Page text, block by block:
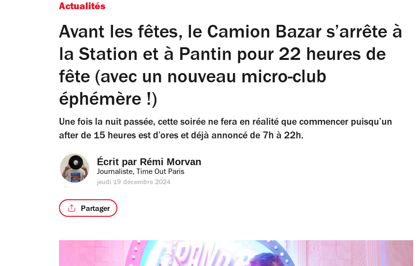
Actualités
Avant les fêtes, le Camion Bazar s’arrête à
la Station et à Pantin pour 22 heures de
fête (avec un nouveau micro-club
éphémère !)
Une fois la nuit passée, cette soirée ne fera en réalité que commencer puisqu’un
after de 15 heures est d’ores et déjà annoncé de 7h à 22h.
Écrit par Rémi Morvan
Journaliste, Time Out Paris
jeudi 19 décembre 2024
Partager